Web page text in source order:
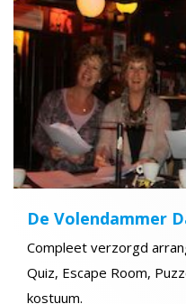
De Volendammer
Compleet verzorgd
Quiz, Escape Room,
kostuum.